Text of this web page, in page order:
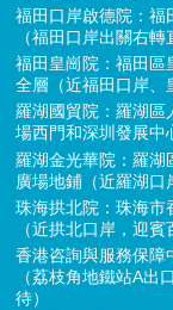
福田口岸啟德院：福
（福田口岸出關右轉
福田皇崗院：福田區
全層（近福田口岸、
羅湖國貿院：羅湖區
場西門和深圳發展中
羅湖金光華院：羅湖
廣場地鋪（近羅湖口
珠海拱北院：珠海
（近拱北口岸，迎賓
香港咨詢與服務保障
（荔枝角地鐵站A
待）